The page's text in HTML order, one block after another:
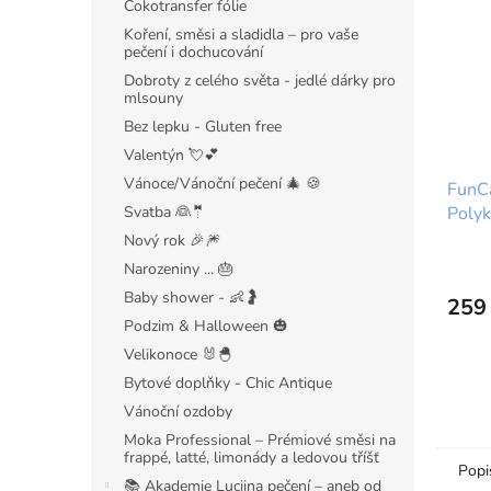
Čokotransfer fólie
Koření, směsi a sladidla – pro vaše
pečení i dochucování
Dobroty z celého světa - jedlé dárky pro
mlsouny
Bez lepku - Gluten free
Valentýn 💘💕
Vánoce/Vánoční pečení 🎄 🍪
Svatba 👰🤵
Nový rok 🎉🎆
Narozeniny ... 🎂
Baby shower - 👶🤰
Podzim & Halloween 🎃
Velikonoce 🐰🐣
Bytové doplňky - Chic Antique
Vánoční ozdoby
Moka Professional – Prémiové směsi na
frappé, latté, limonády a ledovou tříšť
📚 Akademie Luciina pečení – aneb od
259